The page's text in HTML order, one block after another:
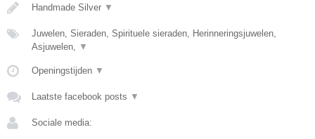
Handmade Silver ▼
Juwelen, Sieraden, Spirituele sieraden, Herinneringsjuwelen,
Asjuwelen,
▼
Openingstijden ▼
Laatste facebook posts ▼
Sociale media: